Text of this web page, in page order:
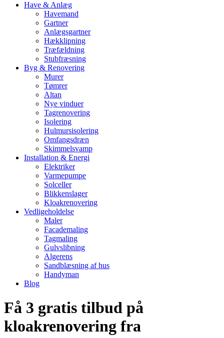
Have & Anlæg
Havemand
Gartner
Anlægsgartner
Hækklipning
Træfældning
Stubfræsning
Byg & Renovering
Murer
Tømrer
Altan
Nye vinduer
Tagrenovering
Isolering
Hulmursisolering
Omfangsdræn
Skimmelsvamp
Installation & Energi
Elektriker
Varmepumpe
Solceller
Blikkenslager
Kloakrenovering
Vedligeholdelse
Maler
Facademaling
Tagmaling
Gulvslibning
Algerens
Sandblæsning af hus
Handyman
Blog
Få 3 gratis tilbud på
kloakrenovering fra